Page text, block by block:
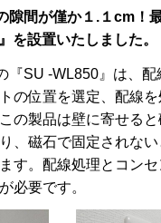
隙間が僅か１.１cm！
を設置いたしました。
『SU -WL850』は、配
の位置を選定、配線
の製品は壁に寄せる
、磁石で固定されな
す。配線処理とコン
必要です。